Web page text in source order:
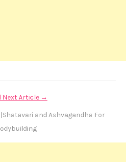
Next Article →
|Shatavari and Ashvagandha For